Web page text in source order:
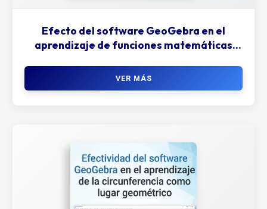
Efecto del software GeoGebra en el
aprendizaje de funciones matemáticas
VER MÁS